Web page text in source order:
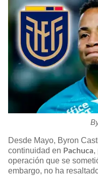
Desde Mayo, Byron
continuidad en Pachuca,
operación que se
embargo, no ha